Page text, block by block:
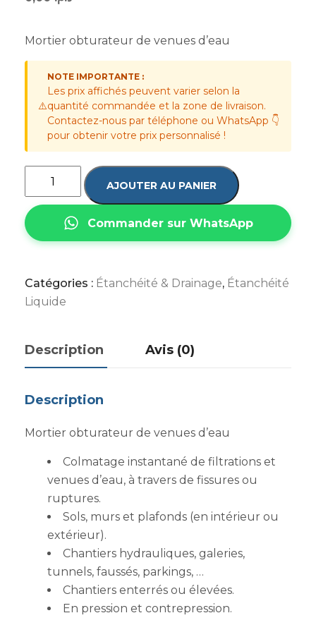
Mortier obturateur de venues d’eau
⚠️
NOTE IMPORTANTE :
Les prix affichés peuvent varier selon la
quantité commandée et la zone de livraison.
Contactez-nous par téléphone ou WhatsApp 👇
pour obtenir votre prix personnalisé !
AJOUTER AU PANIER
Commander sur WhatsApp
Catégories : Étanchéité & Drainage, Étanchéité
Liquide
Description Avis (0)
Description
Mortier obturateur de venues d’eau
Colmatage instantané de filtrations et
venues d’eau, à travers de fissures ou
ruptures.
Sols, murs et plafonds (en intérieur ou
extérieur).
Chantiers hydrauliques, galeries,
tunnels, faussés, parkings, …
Chantiers enterrés ou élevées.
En pression et contrepression.